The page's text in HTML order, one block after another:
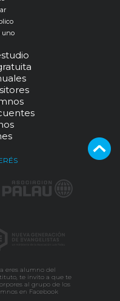
uno
eres alumno del
te invito a que te
al grupo de los
en Facebook